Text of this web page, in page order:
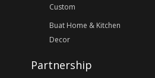
Custom
Buat Home & Kitchen
Decor
Partnership